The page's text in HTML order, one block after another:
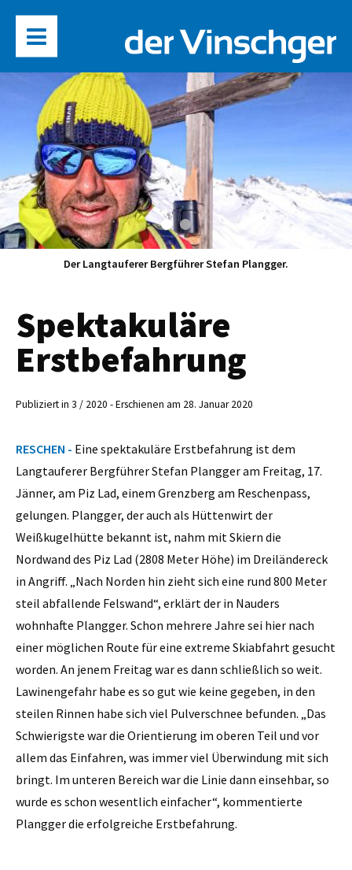
Der Langtauferer Bergführer Stefan Plangger.
Spektakuläre
Erstbefahrung
Publiziert in 3 / 2020 - Erschienen am 28. Januar 2020
RESCHEN - Eine spektakuläre Erstbefahrung ist dem
Langtauferer Bergführer Stefan Plangger am Freitag, 17.
Jänner, am Piz Lad, einem Grenzberg am Reschenpass,
gelungen. Plangger, der auch als Hüttenwirt der
Weißkugelhütte bekannt ist, nahm mit Skiern die
Nordwand des Piz Lad (2808 Meter Höhe) im Dreiländereck
in Angriff. „Nach Norden hin zieht sich eine rund 800 Meter
steil abfallende Felswand“, erklärt der in Nauders
wohnhafte Plangger. Schon mehrere Jahre sei hier nach
einer möglichen Route für eine extreme Skiabfahrt gesucht
worden. An jenem Freitag war es dann schließlich so weit.
Lawinengefahr habe es so gut wie keine gegeben, in den
steilen Rinnen habe sich viel Pulverschnee befunden. „Das
Schwierigste war die Orientierung im oberen Teil und vor
allem das Einfahren, was immer viel Überwindung mit sich
bringt. Im unteren Bereich war die Linie dann einsehbar, so
wurde es schon wesentlich einfacher“, kommentierte
Plangger die erfolgreiche Erstbefahrung.